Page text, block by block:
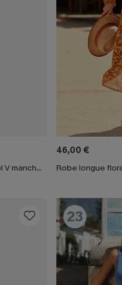
Robe longue florale romantique col V manches longues
46,00 €
23